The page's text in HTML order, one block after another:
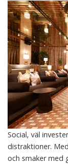
Social, väl
distraktioner.
och smaker med